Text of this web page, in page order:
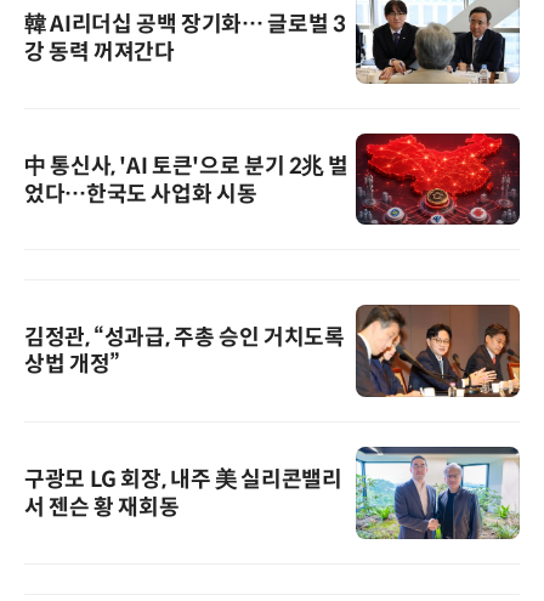
韓 AI리더십 공백 장기화… 글로벌 3
강 동력 꺼져간다
中 통신사, 'AI 토큰'으로 분기 2兆 벌
었다…한국도 사업화 시동
김정관, “성과급, 주총 승인 거치도록
상법 개정”
구광모 LG 회장, 내주 美 실리콘밸리
서 젠슨 황 재회동